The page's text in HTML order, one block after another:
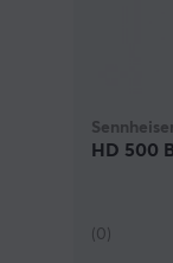
HD 500
(0)